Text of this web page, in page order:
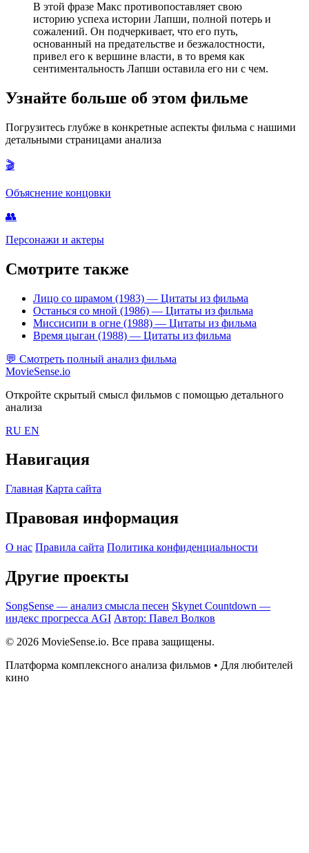
В этой фразе Макс противопоставляет свою
историю успеха истории Лапши, полной потерь и
сожалений. Он подчеркивает, что его путь,
основанный на предательстве и безжалостности,
привел его к вершине власти, в то время как
сентиментальность Лапши оставила его ни с чем.
Узнайте больше об этом фильме
Погрузитесь глубже в конкретные аспекты фильма с нашими
детальными страницами анализа
🎬
Объяснение концовки
👥
Персонажи и актеры
Смотрите также
Лицо со шрамом (1983) — Цитаты из фильма
Останься со мной (1986) — Цитаты из фильма
Миссисипи в огне (1988) — Цитаты из фильма
Время цыган (1988) — Цитаты из фильма
💬 Смотреть полный анализ фильма
MovieSense.io
Откройте скрытый смысл фильмов с помощью детального
анализа
RU EN
Навигация
Главная Карта сайта
Правовая информация
О нас Правила сайта Политика конфиденциальности
Другие проекты
SongSense — анализ смысла песен Skynet Countdown —
индекс прогресса AGI Автор: Павел Волков
© 2026 MovieSense.io. Все права защищены.
Платформа комплексного анализа фильмов • Для любителей
кино